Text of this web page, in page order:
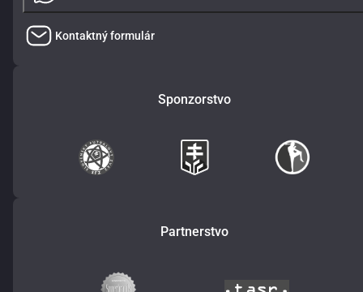
Kontaktný formulár
Sponzorstvo
Partnerstvo